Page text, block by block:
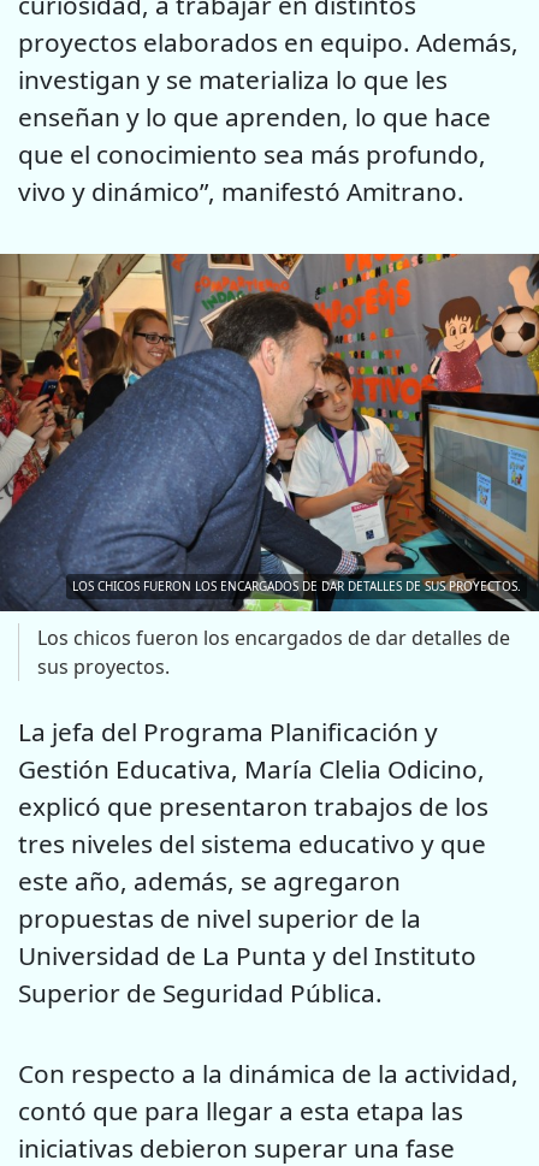
proyectos elaborados en equipo. Además,
investigan y se materializa lo que les
enseñan y lo que aprenden, lo que hace
que el conocimiento sea más profundo,
vivo y dinámico”, manifestó Amitrano.
LOS CHICOS FUERON LOS ENCARGADOS DE DAR DETALLES DE SUS PROYECTOS.
Los chicos fueron los encargados de dar detalles de
sus proyectos.
La jefa del Programa Planificación y
Gestión Educativa, María Clelia Odicino,
explicó que presentaron trabajos de los
tres niveles del sistema educativo y que
este año, además, se agregaron
propuestas de nivel superior de la
Universidad de La Punta y del Instituto
Superior de Seguridad Pública.
Con respecto a la dinámica de la actividad,
contó que para llegar a esta etapa las
iniciativas debieron superar una fase